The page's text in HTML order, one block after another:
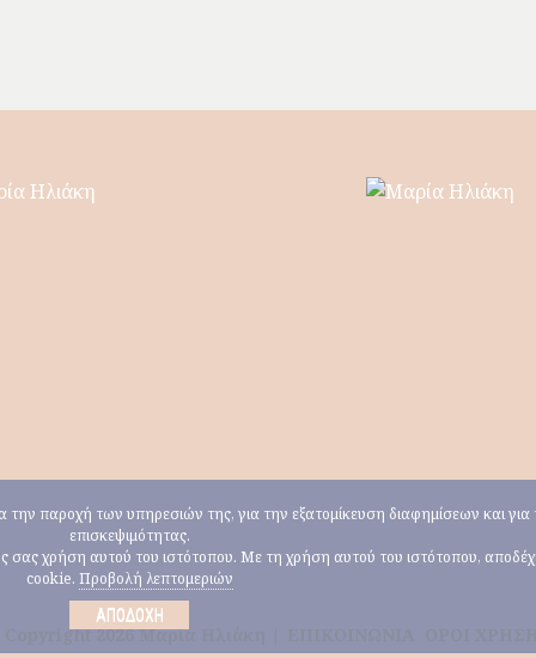
2026 Μαρία Ηλιάκη |
την παροχή των υπηρεσιών της, για την εξατομίκευση διαφημίσεων και
επισκεψιμότητας.
σας χρήση αυτού του ιστότοπου. Με τη χρήση αυτού του ιστότοπου,
cookie. Προβολή λεπτομεριών
ΑΠΟΔΟΧΉ